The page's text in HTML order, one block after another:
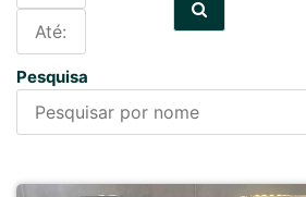
Pesquisa